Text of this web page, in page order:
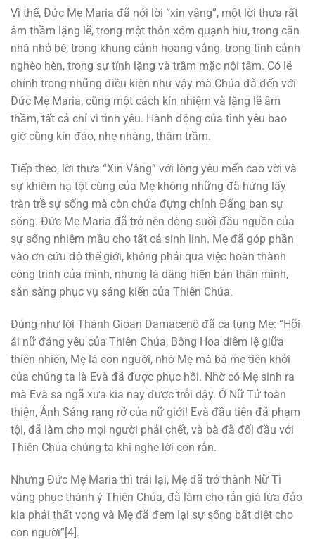
Vì thế, Đức Mẹ Maria đã nói lời “xin vâng”, một lời thưa rất
âm thầm lặng lẽ, trong một thôn xóm quạnh hiu, trong căn
nhà nhỏ bé, trong khung cảnh hoang vắng, trong tình cảnh
nghèo hèn, trong sự tĩnh lặng và trầm mặc nội tâm. Có lẽ
chính trong những điều kiện như vậy mà Chúa đã đến với
Đức Mẹ Maria, cũng một cách kín nhiệm và lặng lẽ âm
thầm, tất cả chỉ vì tình yêu. Hành động của tình yêu bao
giờ cũng kín đáo, nhẹ nhàng, thâm trầm.
Tiếp theo, lời thưa “Xin Vâng” với lòng yêu mến cao vời và
sự khiêm hạ tột cùng của Mẹ không những đã hứng lấy
tràn trề sự sống mà còn chứa đựng chính Đấng ban sự
sống. Đức Mẹ Maria đã trở nên dòng suối đầu nguồn của
sự sống nhiệm mầu cho tất cả sinh linh. Mẹ đã góp phần
vào ơn cứu độ thế giới, không phải qua việc hoàn thành
công trình của mình, nhưng là dâng hiến bản thân mình,
sẵn sàng phục vụ sáng kiến của Thiên Chúa.
Đúng như lời Thánh Gioan Damacenô đã ca tụng Mẹ: “Hỡi
ái nữ đáng yêu của Thiên Chúa, Bông Hoa diễm lệ giữa
thiên nhiên, Mẹ là con người, nhờ Mẹ mà bà mẹ tiên khởi
của chúng ta là Evà đã được phục hồi. Nhờ có Mẹ sinh ra
mà Evà sa ngã xưa kia nay được trỗi dậy. Ớ Nữ Tử toàn
thiện, Ánh Sáng rạng rỡ của nữ giới! Evà đầu tiên đã phạm
tội, đã làm cho mọi người phải chết, và bà đã đối đầu với
Thiên Chúa chúng ta khi nghe lời con rắn.
Nhưng Đức Mẹ Maria thì trái lại, Mẹ đã trở thành Nữ Tì
vâng phục thánh ý Thiên Chúa, đã làm cho rắn già lừa đảo
kia phải thất vọng và Mẹ đã đem lại sự sống bất diệt cho
con người”[4].